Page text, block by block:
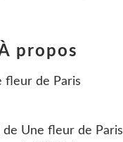
propos
de Une fleur de Paris